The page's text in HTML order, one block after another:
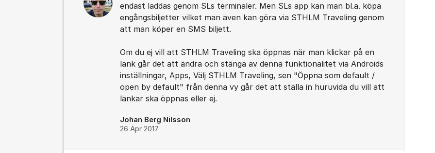
endast laddas genom SLs terminaler. Men SLs app kan man bl.a. köpa
engångsbiljetter vilket man även kan göra via STHLM Traveling genom
att man köper en SMS biljett.
Om du ej vill att STHLM Traveling ska öppnas när man klickar på en
länk går det att ändra och stänga av denna funktionalitet via Androids
inställningar, Apps, Välj STHLM Traveling, sen "Öppna som default /
open by default" från denna vy går det att ställa in huruvida du vill att
länkar ska öppnas eller ej.
Johan Berg Nilsson
26 Apr 2017